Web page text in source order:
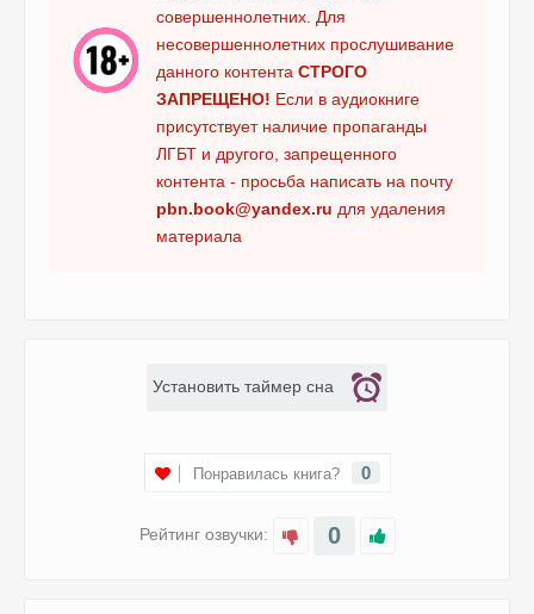
0012
0013
совершеннолетних. Для
несовершеннолетних прослушивание
данного контента СТРОГО
ЗАПРЕЩЕНО! Если в аудиокниге
присутствует наличие пропаганды
ЛГБТ и другого, запрещенного
контента - просьба написать на почту
pbn.book@yandex.ru для удаления
материала
Рейтинг озвучки: 0
Понравилась книга? 0
Установить таймер сна